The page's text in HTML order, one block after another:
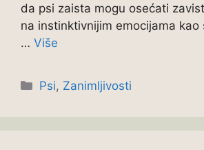
da psi zaista mogu osećati
na instinktivnijim emocijama kao
… Više
Categories
Psi, Zanimljivosti